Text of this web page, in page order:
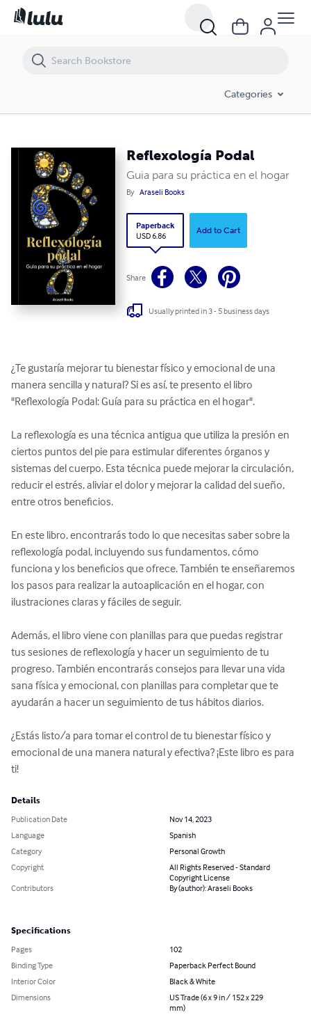
Categories
Reflexología Podal
Guia para su práctica en el hogar
By Araseli Books
Paperback
USD 6.86
Add to Cart
Share
Usually printed in 3 - 5 business days
¿Te gustaría mejorar tu bienestar físico y emocional de una
manera sencilla y natural? Si es así, te presento el libro
"Reflexología Podal: Guía para su práctica en el hogar".
La reflexología es una técnica antigua que utiliza la presión en
ciertos puntos del pie para estimular diferentes órganos y
sistemas del cuerpo. Esta técnica puede mejorar la circulación,
reducir el estrés, aliviar el dolor y mejorar la calidad del sueño,
entre otros beneficios.
En este libro, encontrarás todo lo que necesitas saber sobre la
reflexología podal, incluyendo sus fundamentos, cómo
funciona y los beneficios que ofrece. También te enseñaremos
los pasos para realizar la autoaplicación en el hogar, con
ilustraciones claras y fáciles de seguir.
Además, el libro viene con planillas para que puedas registrar
tus sesiones de reflexología y hacer un seguimiento de tu
progreso. También encontrarás consejos para llevar una vida
sana física y emocional, con planillas para completar que te
ayudarán a hacer un seguimiento de tus hábitos diarios.
¿Estás listo/a para tomar el control de tu bienestar físico y
emocional de una manera natural y efectiva? ¡Este libro es para
ti!
Details
Publication Date
Nov 14, 2023
Language
Spanish
Category
Personal Growth
Copyright
All Rights Reserved - Standard
Copyright License
Contributors
By (author): Araseli Books
Specifications
Pages
102
Binding Type
Paperback Perfect Bound
Interior Color
Black & White
Dimensions
US Trade (6 x 9 in / 152 x 229
mm)
Reflexología Podal